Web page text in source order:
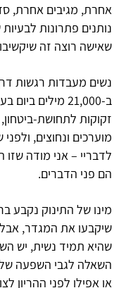
אחרת, מגיבים אחרת,
נותנים פתרונות
שאישה רוצה זה
נשים מעבדות רגשות
זקוקות לתחושת-
מוערכים ונחוצים,
לדבריי – אני מודה
הם פני הדברים.
מינו של התינוק נקבע
שיקבעו את המגדר,
שהיא תמיד נשית, יש
השאלה לגבי השפעה של
או אפילו לפני ההריון